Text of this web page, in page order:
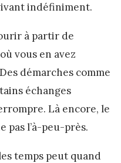
indéfiniment.
à partir de
vous en avez
démarches comme
échanges
Là encore, le
pas l’à-peu-près.
temps peut quand